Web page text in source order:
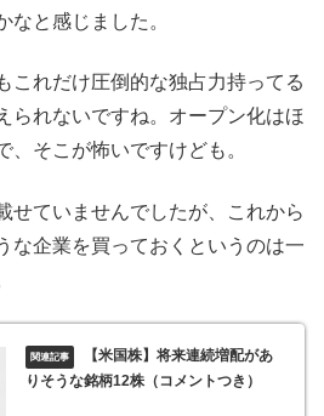
なと感じました。
これだけ圧倒的な独占力持ってる
られないですね。オープン化はほ
、そこが怖いですけども。
せていませんでしたが、これから
な企業を買っておくというのは一
【米国株】将来連続増配があ
りそうな銘柄12株（コメントつき）